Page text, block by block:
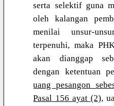
serta selektif guna
oleh kalangan
menilai unsur-
terpenuhi, maka
akan dianggap
dengan ketentuan
uang pesangon
Pasal 156 ayat (2),